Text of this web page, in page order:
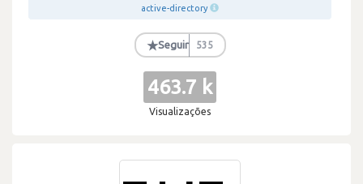
active-directory
★Seguir 535
463.7 k
Visualizações